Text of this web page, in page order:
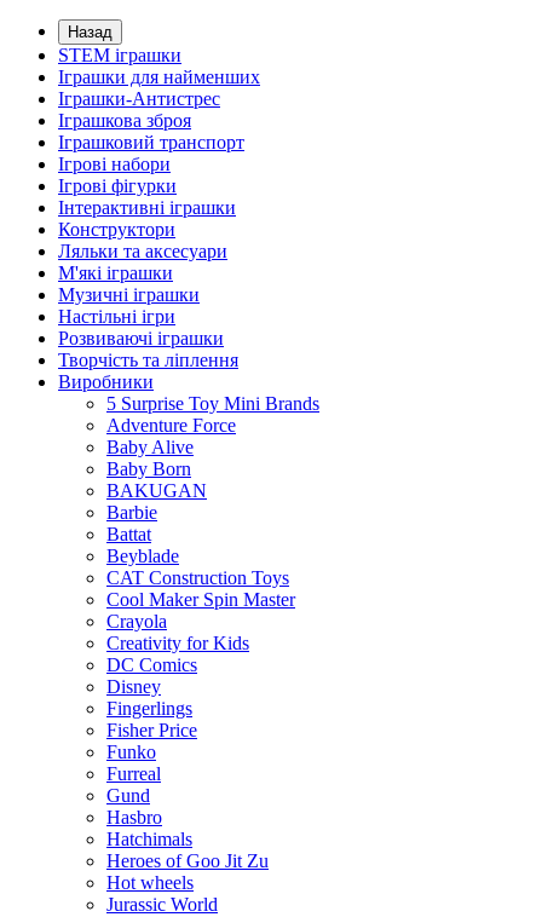
Назад
STEM іграшки
Іграшки для найменших
Іграшки-Антистрес
Іграшкова зброя
Іграшковий транспорт
Ігрові набори
Ігрові фігурки
Інтерактивні іграшки
Конструктори
Ляльки та аксесуари
М'які іграшки
Музичні іграшки
Настільні iгри
Розвиваючі іграшки
Творчість та ліплення
Виробники
5 Surprise Toy Mini Brands
Adventure Force
Baby Alive
Baby Born
BAKUGAN
Barbie
Battat
Beyblade
CAT Construction Toys
Cool Maker Spin Master
Crayola
Creativity for Kids
DC Comics
Disney
Fingerlings
Fisher Price
Funko
Furreal
Gund
Hasbro
Hatchimals
Heroes of Goo Jit Zu
Hot wheels
Jurassic World